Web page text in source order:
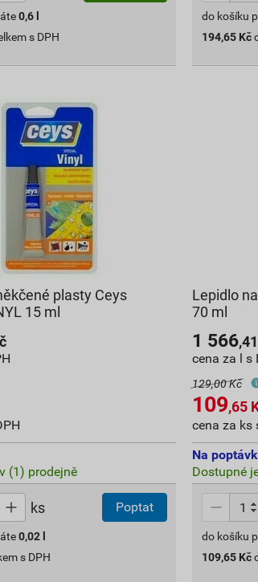
0,6
s DPH
do košíku
194,65 Kč
plasty Ceys
15 ml
(1) prodejně
ks Poptat
0,02
s DPH
Lepidlo
70 ml
1 566,41
cena za l s
129,00 Kč
109,65
cena za ks
Na
Dostupné
do košíku
109,65 Kč